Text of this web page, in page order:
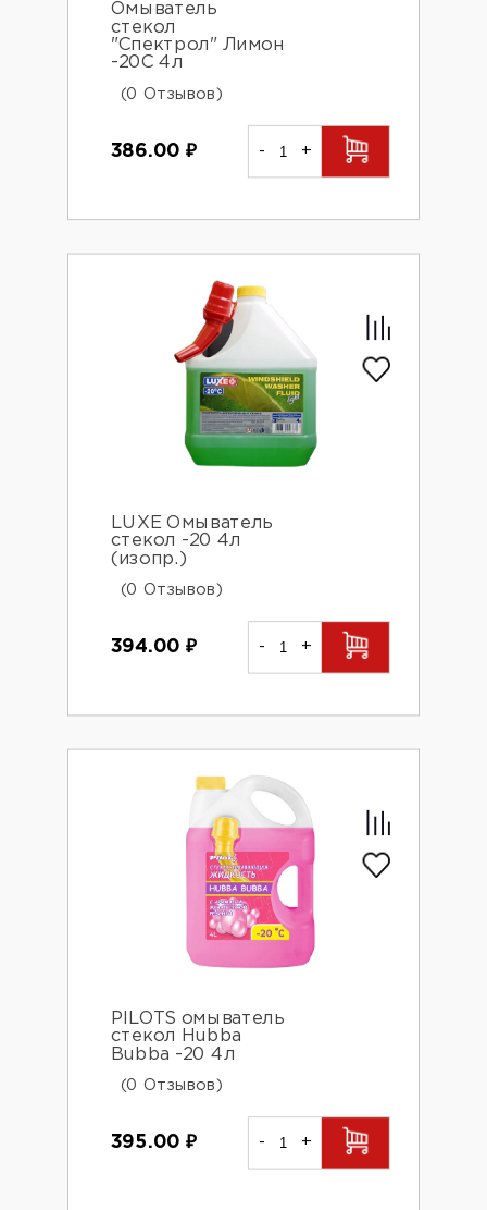
Омыватель
стекол
"Спектрол" Лимон
-20C 4л
(0 Отзывов)
386.00 ₽ - +
LUXE Омыватель
стекол -20 4л
(изопр.)
(0 Отзывов)
394.00 ₽ - +
PILOTS омыватель
стекол Hubba
Bubba -20 4л
(0 Отзывов)
395.00 ₽ - +